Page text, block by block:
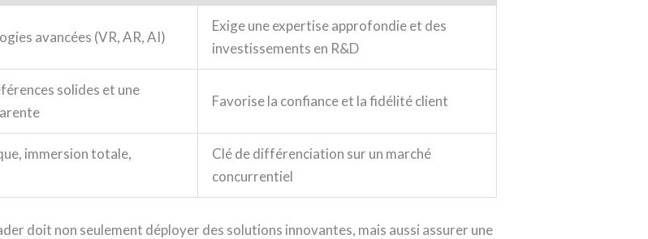
avancées (VR, AR, AI)
Exige une expertise approfondie et des
investissements en R&D
solides et une
Favorise la confiance et la fidélité client
immersion totale,
Clé de différenciation sur un marché
concurrentiel
doit non seulement déployer des solutions innovantes, mais aussi assurer une